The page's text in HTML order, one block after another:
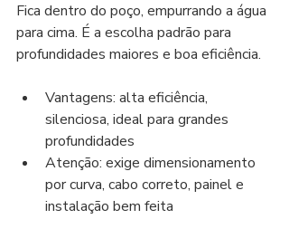
Fica dentro do poço, empurrando a água
para cima. É a escolha padrão para
profundidades maiores e boa eficiência.
Vantagens: alta eficiência,
silenciosa, ideal para grandes
profundidades
Atenção: exige dimensionamento
por curva, cabo correto, painel e
instalação bem feita